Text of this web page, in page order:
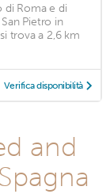
di Roma e di
Pietro in
trova a 2,6 km
Verifica disponibilità
and